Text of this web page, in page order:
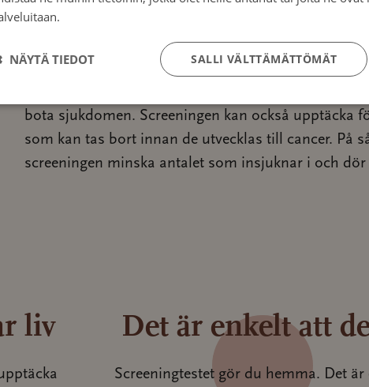
Syftet med screening för tarmcancer är att
tidigt skede, innan den har hunnit ge tydliga
bota sjukdomen. Screeningen kan också upptäcka
som kan tas bort innan de utvecklas till cancer. På
screeningen minska antalet som insjuknar i och dör
liv Det är enkelt att
Screeningtestet gör du hemma. Det är
SALLI VÄLTTÄMÄTTÖMÄT
NÄYTÄ TIEDOT